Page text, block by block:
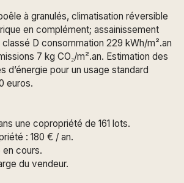
à granulés, climatisation réversible
en complément; assainissement
classé D consommation 229 kWh/m².an
7 kg CO₂/m².an. Estimation des
d’énergie pour un usage standard
euros.
une copropriété de 161 lots.
: 180 € / an.
cours.
du vendeur.